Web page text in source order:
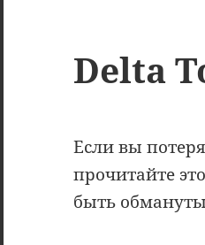
Delta
Если вы
прочитайте
быть